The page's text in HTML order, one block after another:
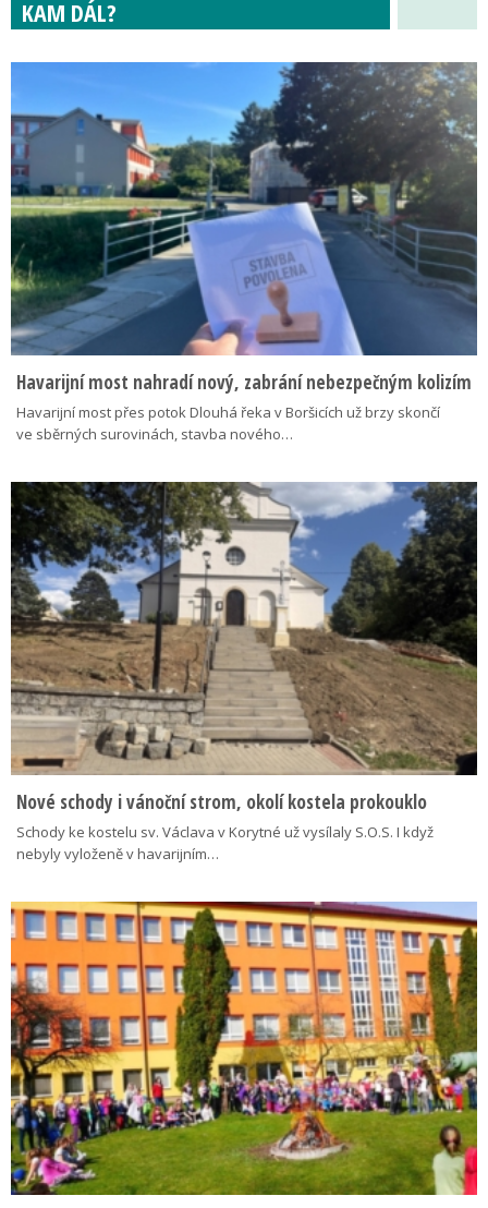
KAM DÁL?
Havarijní most nahradí nový, zabrání nebezpečným kolizím
Havarijní most přes potok Dlouhá řeka v Boršicích už brzy skončí
ve sběrných surovinách, stavba nového…
Nové schody i vánoční strom, okolí kostela prokouklo
Schody ke kostelu sv. Václava v Korytné už vysílaly S.O.S. I když
nebyly vyloženě v havarijním…